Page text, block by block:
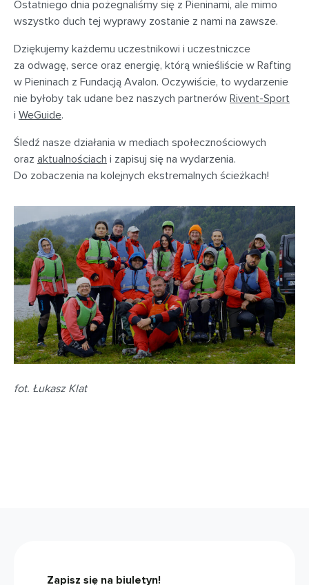
Ostatniego dnia pożegnaliśmy się z Pieninami, ale mimo
wszystko duch tej wyprawy zostanie z nami na zawsze.
Dziękujemy każdemu uczestnikowi i uczestniczce
za odwagę, serce oraz energię, którą wnieśliście w Rafting
w Pieninach z Fundacją Avalon. Oczywiście, to wydarzenie
nie byłoby tak udane bez naszych partnerów Rivent-Sport
i WeGuide.
Śledź nasze działania w mediach społecznościowych
oraz aktualnościach i zapisuj się na wydarzenia.
Do zobaczenia na kolejnych ekstremalnych ścieżkach!
fot. Łukasz Klat
Zapisz się na biuletyn!